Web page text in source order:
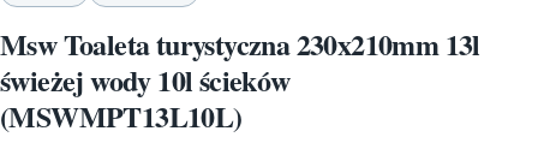
Msw Toaleta turystyczna 230x210mm 13l
świeżej wody 10l ścieków
(MSWMPT13L10L)